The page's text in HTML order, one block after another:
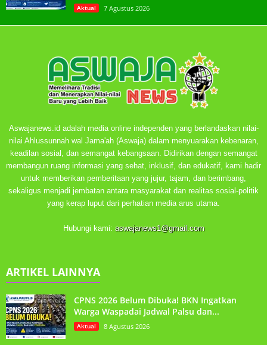
Aktual 7 Agustus 2026
Aswajanews.id adalah media online independen yang berlandaskan nilai-
nilai Ahlussunnah wal Jama'ah (Aswaja) dalam menyuarakan kebenaran,
keadilan sosial, dan semangat kebangsaan. Didirikan dengan semangat
membangun ruang informasi yang sehat, inklusif, dan edukatif, kami hadir
untuk memberikan pemberitaan yang jujur, tajam, dan berimbang,
sekaligus menjadi jembatan antara masyarakat dan realitas sosial-politik
yang kerap luput dari perhatian media arus utama.
Hubungi kami: aswajanews1@gmail.com
ARTIKEL LAINNYA
CPNS 2026 Belum Dibuka! BKN Ingatkan
Warga Waspadai Jadwal Palsu dan...
Aktual 8 Agustus 2026